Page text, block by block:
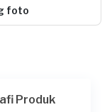
foto
Produk